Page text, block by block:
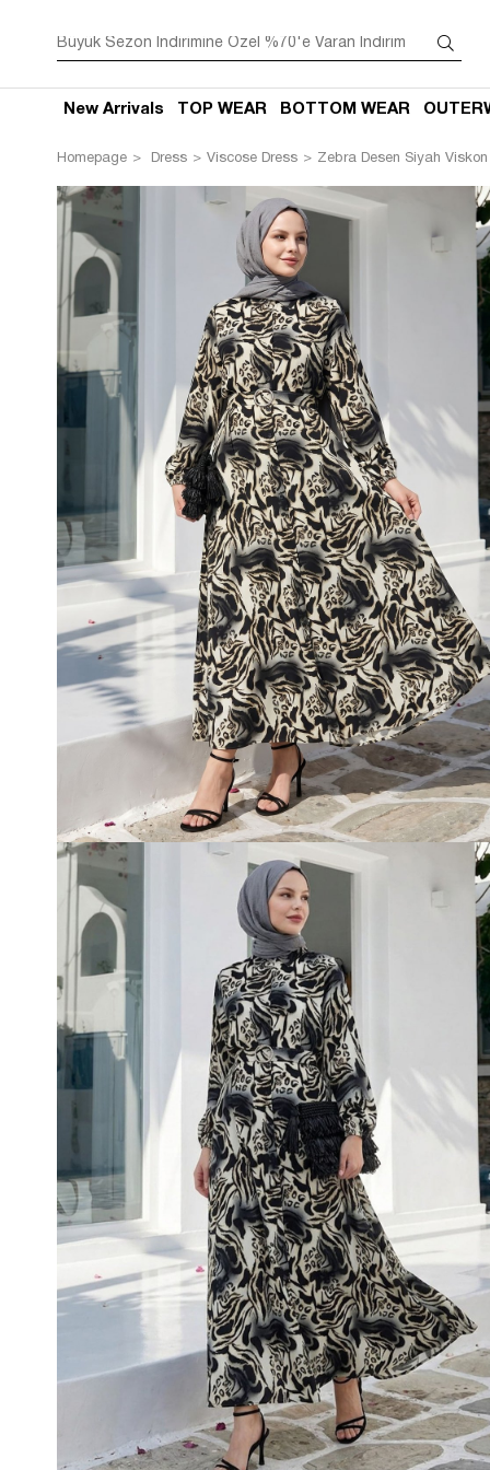
New Arrivals TOP WEAR BOTTOM WEAR
Homepage Dress Viscose Dress Zebra Desen Siyah